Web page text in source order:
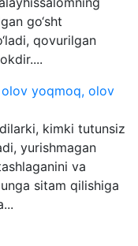
go‘sht
qovurilgan
olov yoqmoq, olov
kimki tutunsiz
yurishmagan
va
sitam qilishiga